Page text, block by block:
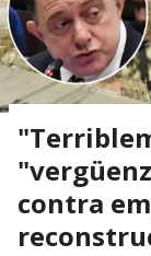
contra